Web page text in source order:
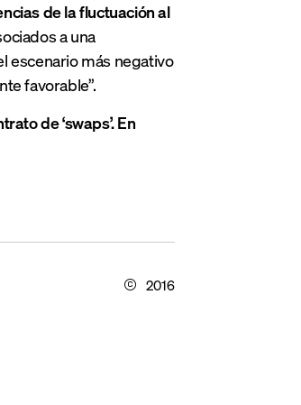
de la fluctuación al
a una
escenario más negativo
favorable”.
de ‘swaps’. En
2016